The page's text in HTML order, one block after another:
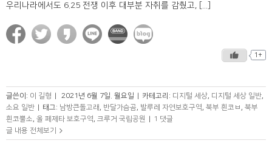
우리나라에서도 6.25 전쟁 이후 대부분 자취를 감췄고, [...]
1+
글쓴이: 이 길형 | 2021년 6월 7일. 월요일 | 카테고리: 디지털 세상, 디지털 세상 일반,
소요 일반 | 태그: 남방큰돌고래 , 반달가슴곰, 발루레 자연보호구역, 북부 흰코ㅂ , 북부
흰코뿔소, 올 페제타 보호구역, 크루거 국립공원 |
1 댓글
글 내용 전체보기